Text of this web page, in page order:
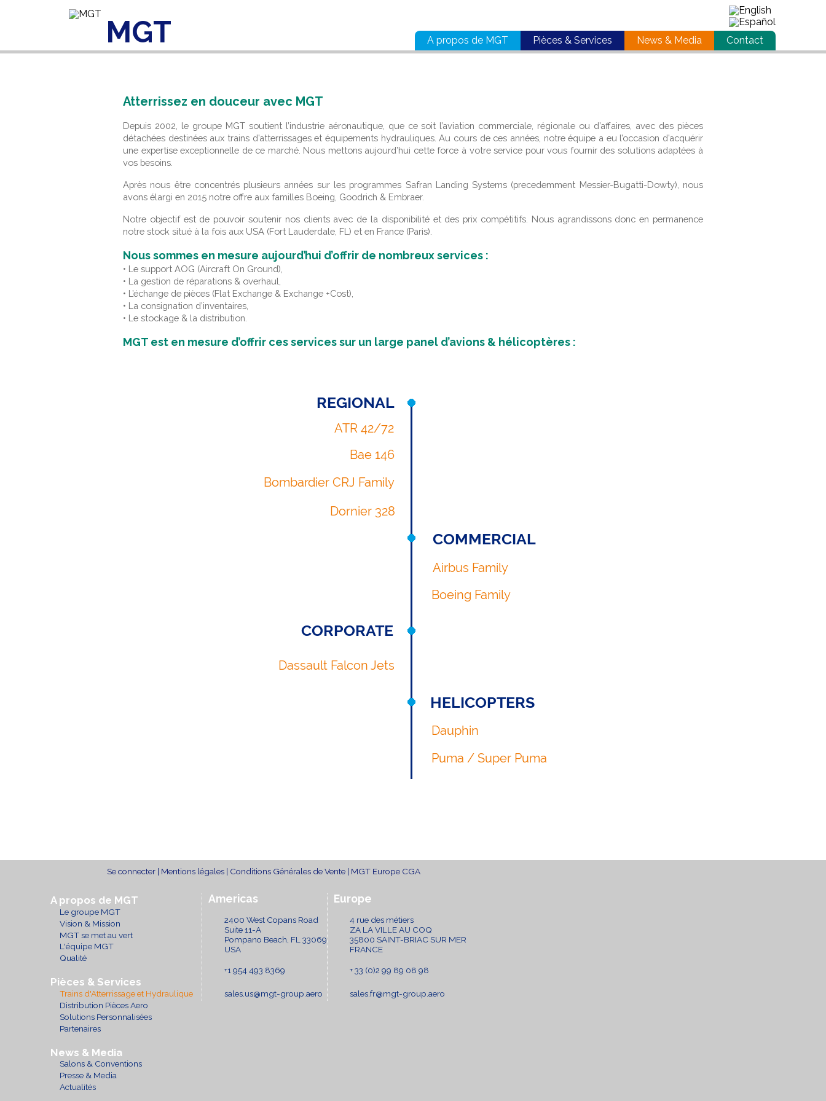
MGT A propos de MGT Pièces & Services News & Media Contact
Trains d'Atterrissage et Hydraulique
Atterrissez en douceur avec MGT
Depuis 2002, le groupe MGT soutient l’industrie aéronautique, que ce soit l’aviation commerciale, régionale ou d’affaires, avec des pièces
détachées destinées aux trains d’atterrissages et équipements hydrauliques. Au cours de ces années, notre équipe a eu l’occasion d’acquérir
une expertise exceptionnelle de ce marché. Nous mettons aujourd’hui cette force à votre service pour vous fournir des solutions adaptées à
vos besoins.
Après nous être concentrés plusieurs années sur les programmes Safran Landing Systems (precedemment Messier-Bugatti-Dowty), nous
avons élargi en 2015 notre offre aux familles Boeing, Goodrich & Embraer.
Notre objectif est de pouvoir soutenir nos clients avec de la disponibilité et des prix compétitifs. Nous agrandissons donc en permanence
notre stock situé à la fois aux USA (Fort Lauderdale, FL) et en France (Paris).
Nous sommes en mesure aujourd’hui d’offrir de nombreux services :
• Le support AOG (Aircraft On Ground),
• La gestion de réparations & overhaul,
• L’échange de pièces (Flat Exchange & Exchange +Cost),
• La consignation d’inventaires,
• Le stockage & la distribution.
MGT est en mesure d’offrir ces services sur un large panel d’avions & hélicoptères :
Se connecter | Mentions légales | Conditions Générales de Vente | MGT Europe CGA
A propos de MGT
Le groupe MGT
Vision & Mission
MGT se met au vert
L'équipe MGT
Qualité
Pièces & Services
Trains d'Atterrissage et Hydraulique
Distribution Pièces Aero
Solutions Personnalisées
Partenaires
News & Media
Salons & Conventions
Presse & Media
Actualités
Americas
2400 West Copans Road
Suite 11-A
Pompano Beach, FL 33069
USA
+1 954 493 8369
sales.us@mgt-group.aero
Europe
4 rue des métiers
ZA LA VILLE AU COQ
35800 SAINT-BRIAC SUR MER
FRANCE
+ 33 (0)2 99 89 08 98
sales.fr@mgt-group.aero